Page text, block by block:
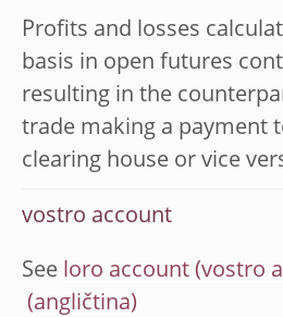
Profits and losses
basis in open futures
resulting in the
trade making a payment
clearing house or vice
vostro account
See loro account (vostro